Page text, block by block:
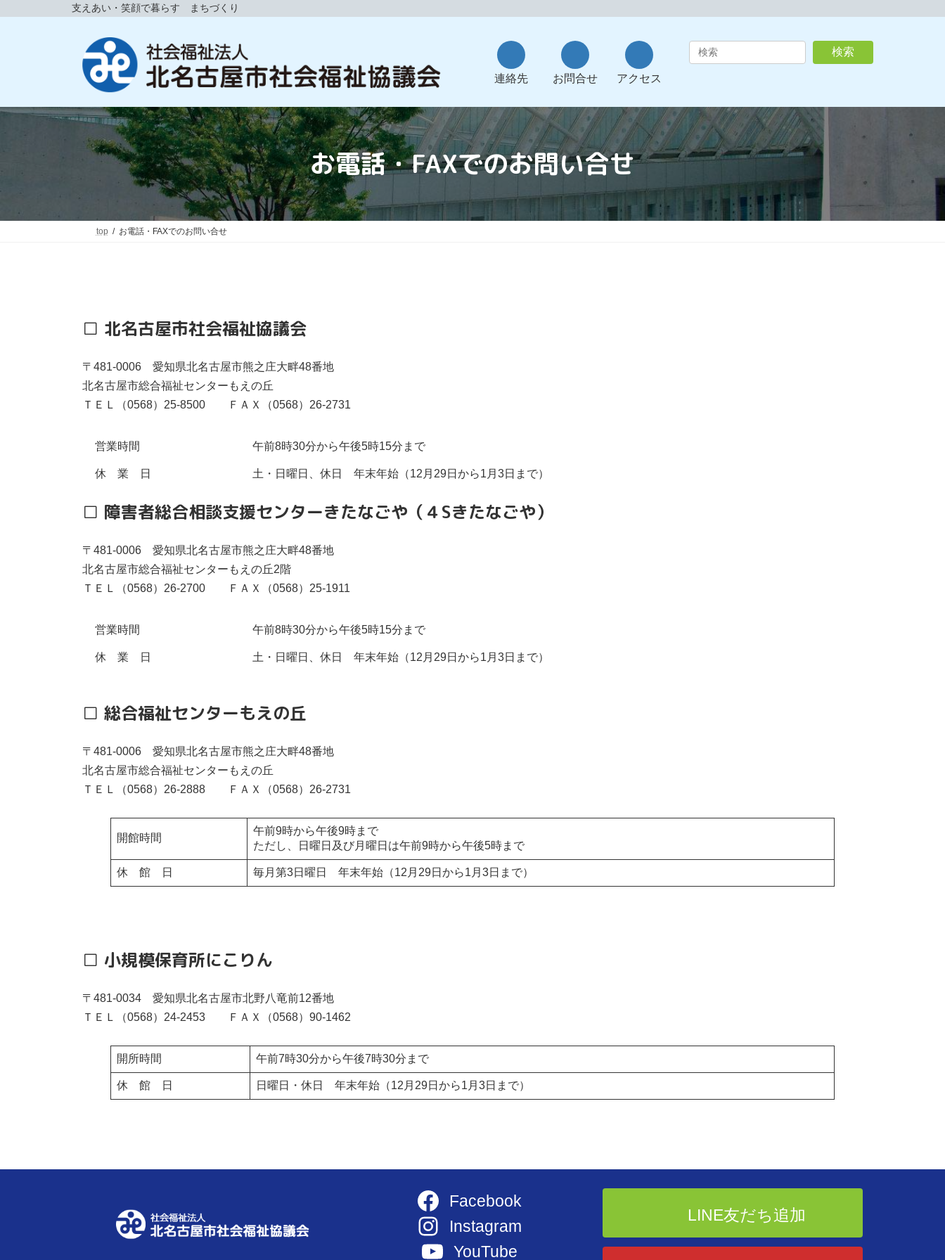
ン
キ
ビ
に
支えあい・笑顔で暮らす まちづくり
ア
イ
コ
ン
連絡先
ア
イ
コ
ン
ク
お問合せ
ア
イ
コ
ン
ク
アクセス
検索
お電話・FAXでのお問い合せ
top お電話・FAXでのお問い合せ
□ 北名古屋市社会福祉協議会
〒481-0006 愛知県北名古屋市熊之庄大畔48番地
北名古屋市総合福祉センターもえの丘
ＴＥＬ（0568）25-8500 ＦＡＸ（0568）26-2731
営業時間 午前8時30分から午後5時15分まで
休 業 日 土・日曜日、休日 年末年始（12月29日から1月3日まで）
□ 障害者総合相談支援センターきたなごや（４Sきたなごや）
〒481-0006 愛知県北名古屋市熊之庄大畔48番地
北名古屋市総合福祉センターもえの丘2階
ＴＥＬ（0568）26-2700 ＦＡＸ（0568）25-1911
営業時間 午前8時30分から午後5時15分まで
休 業 日 土・日曜日、休日 年末年始（12月29日から1月3日まで）
□ 総合福祉センターもえの丘
〒481-0006 愛知県北名古屋市熊之庄大畔48番地
北名古屋市総合福祉センターもえの丘
ＴＥＬ（0568）26-2888 ＦＡＸ（0568）26-2731
開館時間
午前9時から午後9時まで
ただし、日曜日及び月曜日は午前9時から午後5時まで
休 館 日 毎月第3日曜日 年末年始（12月29日から1月3日まで）
□ 小規模保育所にこりん
〒481-0034 愛知県北名古屋市北野八竜前12番地
ＴＥＬ（0568）24-2453 ＦＡＸ（0568）90-1462
開所時間 午前7時30分から午後7時30分まで
休 館 日 日曜日・休日 年末年始（12月29日から1月3日まで）
Facebook
Instagram
YouTube
LINE友だち追加